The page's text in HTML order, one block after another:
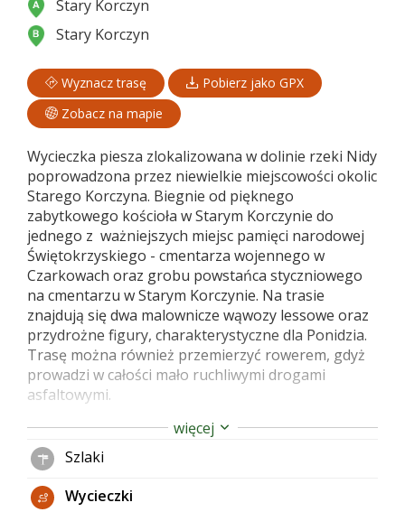
Stary Korczyn
Stary Korczyn
Wyznacz trasę
Pobierz jako GPX
Zobacz na mapie
Wycieczka piesza zlokalizowana w dolinie rzeki Nidy
poprowadzona przez niewielkie miejscowości okolic
Starego Korczyna. Biegnie od pięknego
zabytkowego kościoła w Starym Korczynie do
jednego z ważniejszych miejsc pamięci narodowej
Świętokrzyskiego - cmentarza wojennego w
Czarkowach oraz grobu powstańca styczniowego
na cmentarzu w Starym Korczynie. Na trasie
znajdują się dwa malownicze wąwozy lessowe oraz
przydrożne figury, charakterystyczne dla Ponidzia.
Trasę można również przemierzyć rowerem, gdyż
prowadzi w całości mało ruchliwymi drogami
asfaltowymi.
Dojazd i początek trasy:
Początek i koniec wycieczki zlokalizowany jest na
parkingu przy kościele w Starym Korczynie.
więcej
Szlaki
Wycieczki